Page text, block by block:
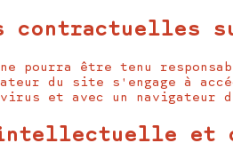
contractuelles
pourra être tenu
du site s'engage à
virus et avec un navigateur
et